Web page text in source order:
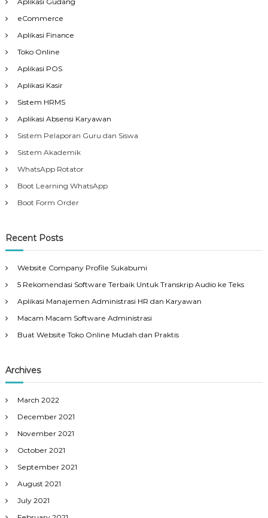
eCommerce
Aplikasi Finance
Toko Online
Aplikasi POS
Aplikasi Kasir
Sistem HRMS
Aplikasi Absensi Karyawan
Sistem Pelaporan Guru dan Siswa
Sistem Akademik
WhatsApp Rotator
Boot Learning WhatsApp
Boot Form Order
Recent Posts
Website Company Profile Sukabumi
5 Rekomendasi Software Terbaik Untuk Transkrip Audio ke Teks
Aplikasi Manajemen Administrasi HR dan Karyawan
Macam Macam Software Administrasi
Buat Website Toko Online Mudah dan Praktis
Archives
March 2022
December 2021
November 2021
October 2021
September 2021
August 2021
July 2021